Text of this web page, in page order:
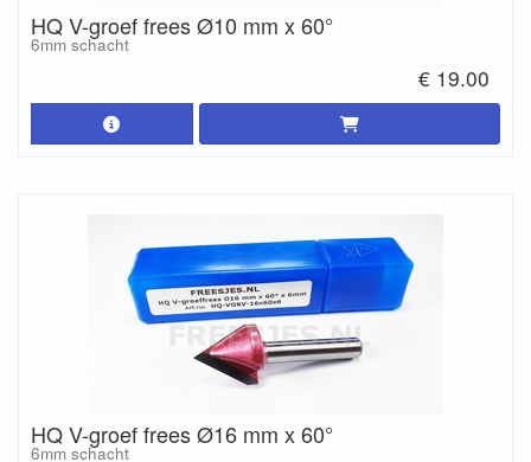
HQ V-groef frees Ø10 mm x 60°
6mm schacht
€ 19.00
HQ V-groef frees Ø16 mm x 60°
6mm schacht